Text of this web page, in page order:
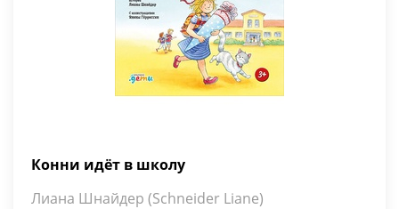
Конни идёт в школу
Лиана Шнайдер (Schneider Liane)